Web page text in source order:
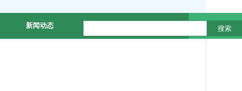
搜索
新闻动态 施工案例